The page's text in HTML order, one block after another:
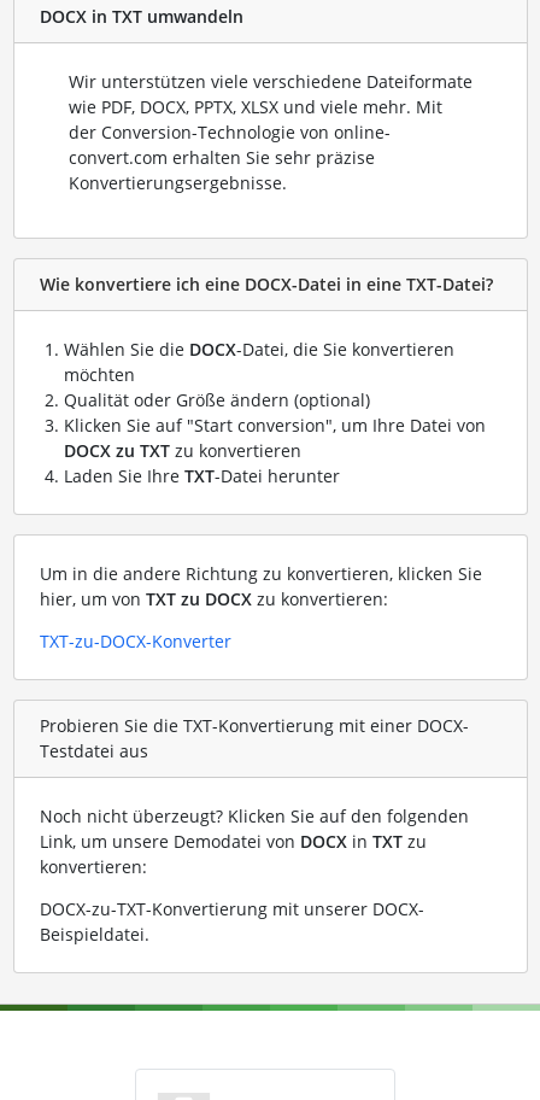
DOCX in TXT umwandeln
Wir unterstützen viele verschiedene Dateiformate
wie PDF, DOCX, PPTX, XLSX und viele mehr. Mit
der Conversion-Technologie von online-
convert.com erhalten Sie sehr präzise
Konvertierungsergebnisse.
Wie konvertiere ich eine DOCX-Datei in eine TXT-Datei?
Wählen Sie die DOCX-Datei, die Sie konvertieren
möchten
Qualität oder Größe ändern (optional)
Klicken Sie auf "Start conversion", um Ihre Datei von
DOCX zu TXTzu konvertieren
Laden Sie Ihre TXT-Datei herunter
Um in die andere Richtung zu konvertieren, klicken Sie
hier, um von TXT zu DOCXzu konvertieren:
TXT-zu-DOCX-Konverter
Probieren Sie die TXT-Konvertierung mit einer DOCX-
Testdatei aus
Noch nicht überzeugt? Klicken Sie auf den folgenden
Link, um unsere Demodatei von DOCXin TXTzu
konvertieren:
DOCX-zu-TXT-Konvertierung mit unserer DOCX-
Beispieldatei.